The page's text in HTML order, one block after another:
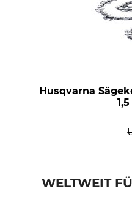
Husqvarna
WELTWEIT